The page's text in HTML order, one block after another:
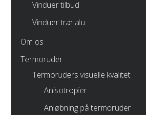
Vinduer tilbud
Vinduer træ alu
Om os
Termoruder
Termoruders visuelle kvalitet
Anisotropier
Anløbning på termoruder